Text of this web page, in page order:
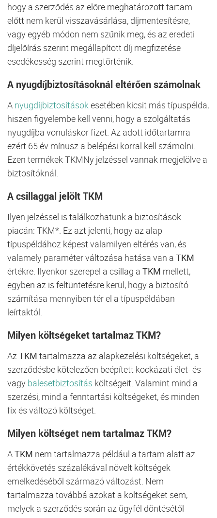
hogy a szerződés az előre meghatározott tartam
előtt nem kerül visszavásárlása, díjmentesítésre,
vagy egyéb módon nem szűnik meg, és az eredeti
díjelőírás szerint megállapított díj megfizetése
esedékesség szerint megtörténik.
A nyugdíjbiztosításoknál eltérően számolnak
A nyugdíjbiztosításokesetében kicsit más típuspélda,
hiszen figyelembe kell venni, hogy a szolgáltatás
nyugdíjba vonuláskor fizet. Az adott időtartamra
ezért 65 év mínusz a belépési korral kell számolni.
Ezen termékek TKMNy jelzéssel vannak megjelölve a
biztosítóknál.
A csillaggal jelölt TKM
Ilyen jelzéssel is találkozhatunk a biztosítások
piacán: TKM*. Ez azt jelenti, hogy az alap
típuspéldához képest valamilyen eltérés van, és
valamely paraméter változása hatása van a TKM
értékre. Ilyenkor szerepel a csillag a TKM mellett,
egyben az is feltüntetésre kerül, hogy a biztosító
számítása mennyiben tér el a típuspéldában
leírtaktól.
Milyen költségeket tartalmaz TKM?
AzTKM tartalmazza az alapkezelési költségeket, a
szerződésbe kötelezően beépített kockázati élet- és
vagy balesetbiztosítás költségeit. Valamint mind a
szerzési, mind a fenntartási költségeket, és minden
fix és változó költséget.
Milyen költséget nem tartalmaz TKM?
ATKM nem tartalmazza például a tartam alatt az
értékkövetés százalékával növelt költségek
emelkedéséből származó változást. Nem
tartalmazza továbbá azokat a költségeket sem,
melyek a szerződés során az ügyfél döntésétől